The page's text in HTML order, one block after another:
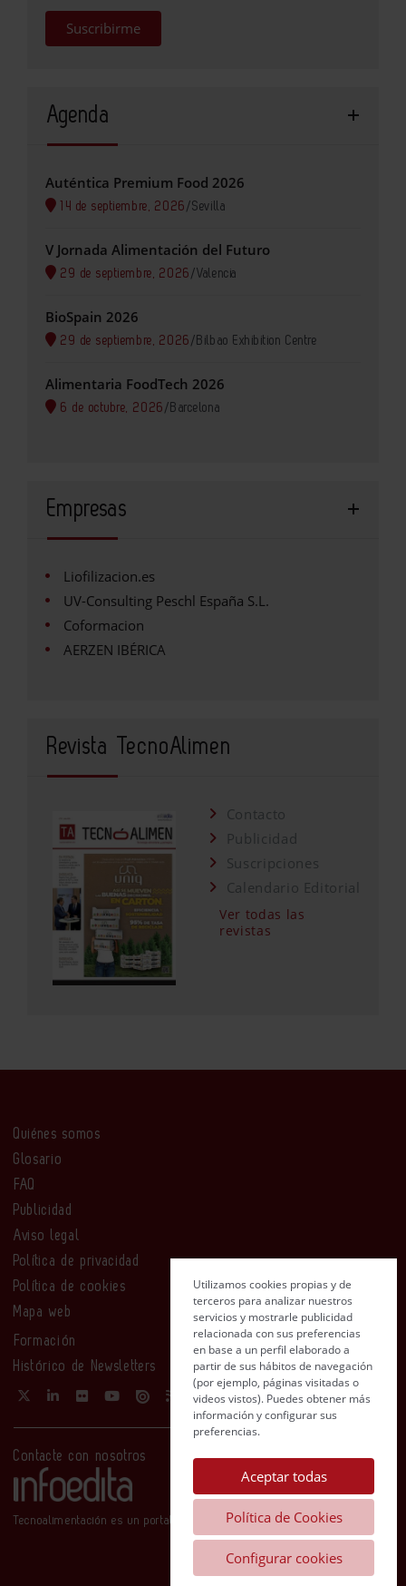
Suscribirme
Agenda
Auténtica Premium Food 2026
14 de septiembre, 2026 /Sevilla
V Jornada Alimentación del Futuro
29 de septiembre, 2026 /Valencia
BioSpain 2026
29 de septiembre, 2026 / Bilbao Exhibition Centre
Alimentaria FoodTech 2026
6 de octubre, 2026 / Barcelona
Empresas
Liofilizacion.es
UV-Consulting Peschl España S.L.
Coformacion
AERZEN IBÉRICA
Revista TecnoAlimen
Contacto
Publicidad
Suscripciones
Calendario Editorial
Ver todas las
revistas
Quiénes somos
Glosario
FAQ
Publicidad
Aviso legal
Política de privacidad
Política de cookies
Mapa web
Formación
Histórico de Newsletters
Contacte con nosotros
Tecnoalimentación es un portal de Infoedita
Utilizamos cookies propias y de
terceros para analizar nuestros
servicios y mostrarle publicidad
relacionada con sus preferencias
en base a un perfil elaborado a
partir de sus hábitos de navegación
(por ejemplo, páginas visitadas o
videos vistos). Puedes obtener más
información y configurar sus
preferencias.
Aceptar todas
Política de Cookies
Configurar cookies